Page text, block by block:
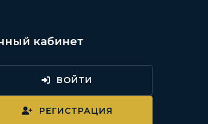
кабинет
ВОЙТИ
РЕГИСТРАЦИЯ